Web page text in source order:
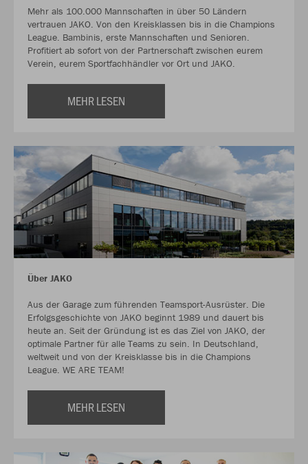
Mehr als 100.000 Mannschaften in über 50 Ländern
vertrauen JAKO. Von den Kreisklassen bis in die Champions
League. Bambinis, erste Mannschaften und Senioren.
Profitiert ab sofort von der Partnerschaft zwischen eurem
Verein, eurem Sportfachhändler vor Ort und JAKO.
MEHR LESEN
Über JAKO
Aus der Garage zum führenden Teamsport-Ausrüster. Die
Erfolgsgeschichte von JAKO beginnt 1989 und dauert bis
heute an. Seit der Gründung ist es das Ziel von JAKO, der
optimale Partner für alle Teams zu sein. In Deutschland,
weltweit und von der Kreisklasse bis in die Champions
League. WE ARE TEAM!
MEHR LESEN